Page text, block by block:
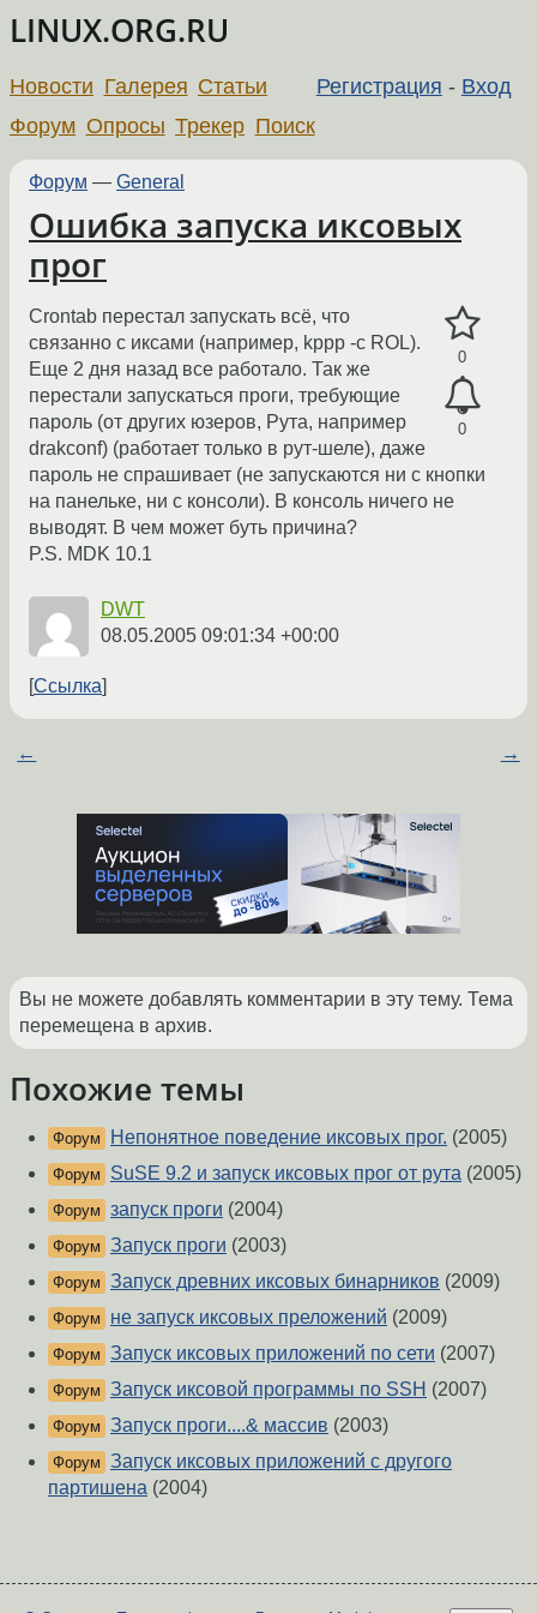
LINUX.ORG.RU
Регистрация - Вход
Новости Галерея Статьи
Форум Опросы Трекер Поиск
Форум — General
Ошибка запуска иксовых
прог
0
0
Crontab перестал запускать всё, что
связанно с иксами (например, kppp -c ROL).
Еще 2 дня назад все работало. Так же
перестали запускаться проги, требующие
пароль (от других юзеров, Рута, например
drakconf) (работает только в рут-шеле), даже
пароль не спрашивает (не запускаются ни с кнопки
на панельке, ни с консоли). В консоль ничего не
выводят. В чем может буть причина?
P.S. MDK 10.1
DWT
08.05.2005 09:01:34 +00:00
Ссылка
← →
Вы не можете добавлять комментарии в эту тему. Тема
перемещена в архив.
Похожие темы
Форум Непонятное поведение иксовых прог. (2005)
Форум SuSE 9.2 и запуск иксовых прог от рута (2005)
Форум запуск проги (2004)
Форум Запуск проги (2003)
Форум Запуск древних иксовых бинарников (2009)
Форум не запуск иксовых преложений (2009)
Форум Запуск иксовых приложений по сети (2007)
Форум Запуск иксовой программы по SSH (2007)
Форум Запуск проги....& массив (2003)
Форум Запуск иксовых приложений с другого
партишена (2004)